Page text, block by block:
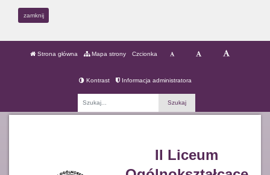
zamknij
Strona główna Mapa strony Czcionka
Kontrast Informacja administratora
II Liceum